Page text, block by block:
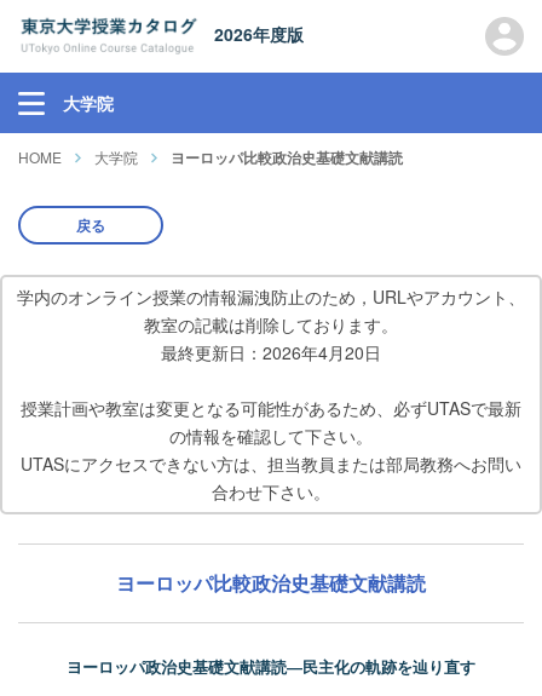
2026年度版
大学院
HOME 大学院 ヨーロッパ比較政治史基礎文献講読
戻る
学内のオンライン授業の情報漏洩防止のため，URLやアカウント、
教室の記載は削除しております。
最終更新日：2026年4月20日
授業計画や教室は変更となる可能性があるため、必ずUTASで最新
の情報を確認して下さい。
UTASにアクセスできない方は、担当教員または部局教務へお問い
合わせ下さい。
ヨーロッパ比較政治史基礎文献講読
ヨーロッパ政治史基礎文献講読―民主化の軌跡を辿り直す